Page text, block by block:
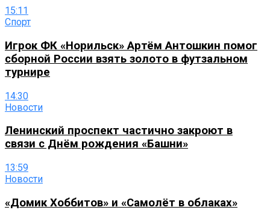
15:11
Спорт
Игрок ФК «Норильск» Артём Антошкин помог
сборной России взять золото в футзальном
турнире
14:30
Новости
Ленинский проспект частично закроют в
связи с Днём рождения «Башни»
13:59
Новости
«Домик Хоббитов» и «Самолёт в облаках»